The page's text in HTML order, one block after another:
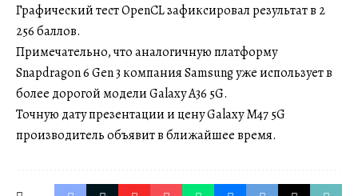
Графический тест OpenCL зафиксировал результат в 2
256 баллов.
Примечательно, что аналогичную платформу
Snapdragon 6 Gen 3 компания Samsung уже использует в
более дорогой модели Galaxy A36 5G.
Точную дату презентации и цену Galaxy M47 5G
производитель объявит в ближайшее время.